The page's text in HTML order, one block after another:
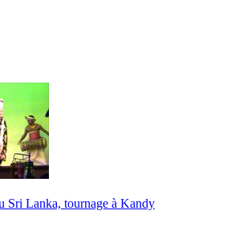
Sri Lanka, tournage à Kandy